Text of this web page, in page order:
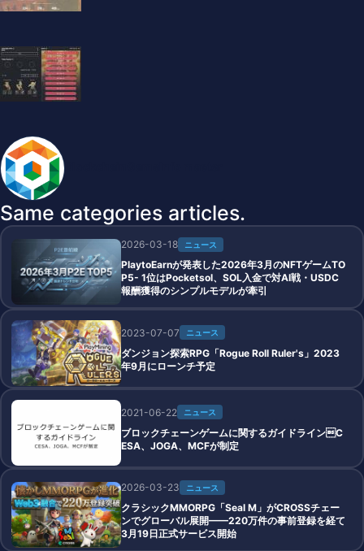
Same categories articles.
2026-03-18 ニュース
PlaytoEarnが発表した2026年3月のNFTゲームTO
P5- 1位はPocketsol、SOL入金で対AI戦・USDC
報酬獲得のシンプルモデルが牽引
2023-07-07 ニュース
ダンジョン探索RPG「Rogue Roll Ruler's」2023
年9月にローンチ予定
2021-06-22 ニュース
ブロックチェーンゲームに関するガイドラインC
ESA、JOGA、MCFが制定
2026-03-23 ニュース
クラシックMMORPG「Seal M」がCROSSチェー
ンでグローバル展開——220万件の事前登録を経て
3月19日正式サービス開始